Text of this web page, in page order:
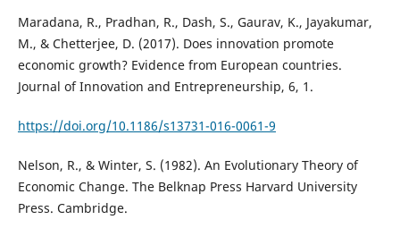
Maradana, R., Pradhan, R., Dash, S., Gaurav, K., Jayakumar,
M., & Chetterjee, D. (2017). Does innovation promote
economic growth? Evidence from European countries.
Journal of Innovation and Entrepreneurship, 6, 1.
https://doi.org/10.1186/s13731-016-0061-9
Nelson, R., & Winter, S. (1982). An Evolutionary Theory of
Economic Change. The Belknap Press Harvard University
Press. Cambridge.